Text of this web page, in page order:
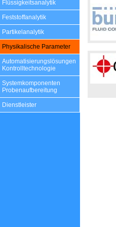
Flüssigkeitsanalytik
Feststoffanalytik
Partikelanalytik
Physikalische Parameter
Automatisierungslösungen
Kontrolltechnologie
Systemkomponenten
Probenaufbereitung
Dienstleister